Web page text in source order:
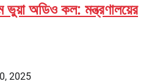
ভুয়া অডিও কল: মন্ত্রণালয়ের
2025